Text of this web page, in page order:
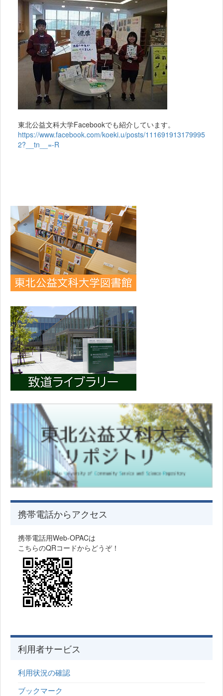
東北公益文科大学Facebookでも紹介しています。
https://www.facebook.com/koeki.u/posts/111691913179995
2?__tn__=-R
携帯電話からアクセス
携帯電話用Web-OPACは
こちらのQRコードからどうぞ！
利用者サービス
利用状況の確認
ブックマーク